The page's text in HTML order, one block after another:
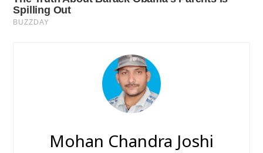
Mohan Chandra Joshi